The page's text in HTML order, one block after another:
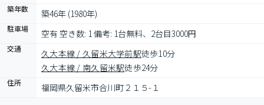
築年数 築46年 (1980年)
駐車場 空有 空き数: 1 備考: 1台無料、2台目3000円
交通 久大本線 / 久留米大学前駅徒歩10分
久大本線 / 南久留米駅徒歩24分
住所 福岡県久留米市合川町２１５-１